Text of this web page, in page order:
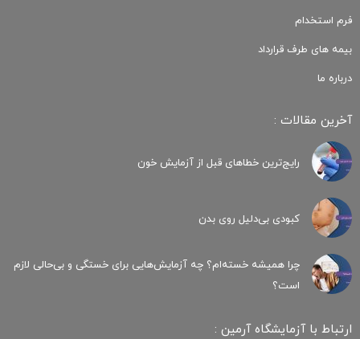
فرم استخدام
بیمه های طرف قرارداد
درباره ما
آخرین مقالات :
رایج‌ترین خطاهای قبل از آزمایش خون
کبودی‌ بی‌دلیل روی بدن
چرا همیشه خسته‌ام؟ چه آزمایش‌هایی برای خستگی و بی‌حالی لازم
است؟
ارتباط با آزمایشگاه آرمین :